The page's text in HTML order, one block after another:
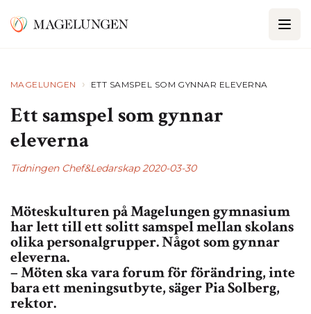
MAGELUNGEN › ETT SAMSPEL SOM GYNNAR ELEVERNA
Ett samspel som gynnar
eleverna
Tidningen Chef&Ledarskap 2020-03-30
Möteskulturen på Magelungen gymnasium
har lett till ett solitt samspel mellan skolans
olika personalgrupper. Något som gynnar
eleverna.
– Möten ska vara forum för förändring, inte
bara ett meningsutbyte, säger Pia Solberg,
rektor.